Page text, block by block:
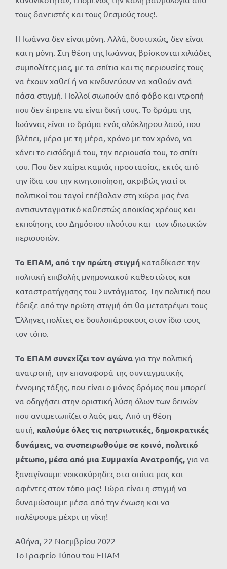
τους δανειστές και τους θεσμούς τους!.
Η Ιωάννα δεν είναι μόνη. Αλλά, δυστυχώς, δεν είναι
και η μόνη. Στη θέση της Ιωάννας βρίσκονται χιλιάδες
συμπολίτες μας, με τα σπίτια και τις περιουσίες τους
να έχουν χαθεί ή να κινδυνεύουν να χαθούν ανά
πάσα στιγμή. Πολλοί σιωπούν από φόβο και ντροπή
που δεν έπρεπε να είναι δική τους. Το δράμα της
Ιωάννας είναι το δράμα ενός ολόκληρου λαού, που
βλέπει, μέρα με τη μέρα, χρόνο με τον χρόνο, να
χάνει το εισόδημά του, την περιουσία του, το σπίτι
του. Που δεν χαίρει καμιάς προστασίας, εκτός από
την ίδια του την κινητοποίηση, ακριβώς γιατί οι
πολιτικοί του ταγοί επέβαλαν στη χώρα μας ένα
αντισυνταγματικό καθεστώς αποικίας χρέους και
εκποίησης του Δημόσιου πλούτου και των ιδιωτικών
περιουσιών.
Το ΕΠΑΜ, από την πρώτη στιγμή καταδίκασε την
πολιτική επιβολής μνημονιακού καθεστώτος και
καταστρατήγησης του Συντάγματος. Την πολιτική που
έδειξε από την πρώτη στιγμή ότι θα μετατρέψει τους
Έλληνες πολίτες σε δουλοπάροικους στον ίδιο τους
τον τόπο.
Το ΕΠΑΜ συνεχίζει τον αγώνα για την πολιτική
ανατροπή, την επαναφορά της συνταγματικής
έννομης τάξης, που είναι ο μόνος δρόμος που μπορεί
να οδηγήσει στην οριστική λύση όλων των δεινών
που αντιμετωπίζει ο λαός μας. Από τη θέση
αυτή, καλούμε όλες τις πατριωτικές, δημοκρατικές
δυνάμεις, να συσπειρωθούμε σε κοινό, πολιτικό
μέτωπο, μέσα από μια Συμμαχία Ανατροπής, για να
ξαναγίνουμε νοικοκύρηδες στα σπίτια μας και
αφέντες στον τόπο μας! Τώρα είναι η στιγμή να
δυναμώσουμε μέσα από την ένωση και να
παλέψουμε μέχρι τη νίκη!
Αθήνα, 22 Νοεμβρίου 2022
Το Γραφείο Τύπου του ΕΠΑΜ